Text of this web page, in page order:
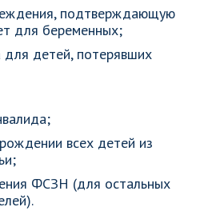
подтверждающую
для беременных;
для детей, потерявших
всех детей из
ФСЗН (для остальных